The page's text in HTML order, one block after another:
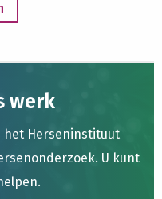
werk
het Herseninstituut
U kunt